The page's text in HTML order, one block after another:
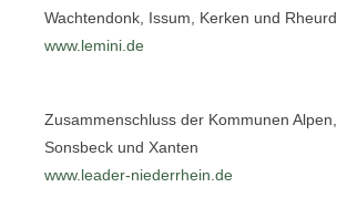
Wachtendonk, Issum, Kerken und
www.lemini.de
Zusammenschluss der Kommunen
Sonsbeck und Xanten
www.leader-niederrhein.de